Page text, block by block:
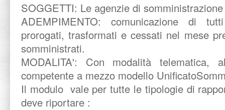
SOGGETTI: Le agenzie di
ADEMPIMENTO: comunicazione di
prorogati, trasformati e cessati nel mese
somministrati.
MODALITA': Con modalità telematica,
competente a mezzo modello
Il modulo vale per tutte le tipologie di
deve riportare :